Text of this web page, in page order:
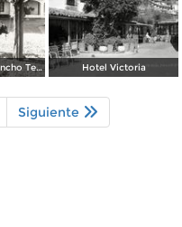
Patio del hotel Rancho Telva Hotel Victoria
Siguiente